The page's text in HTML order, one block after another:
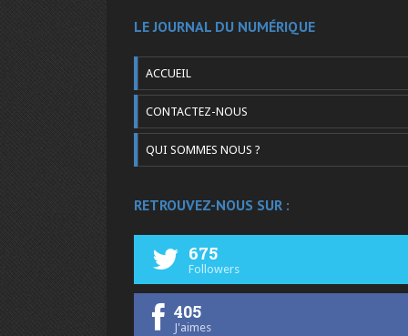
LE JOURNAL DU NUMÉRIQUE
ACCUEIL
CONTACTEZ-NOUS
QUI SOMMES NOUS ?
RETROUVEZ-NOUS SUR :
675
Followers
405
J'aimes